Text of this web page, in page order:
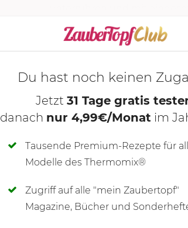
SCHREIBE NEUE NOTIZ
Du hast noch keinen
Jetzt 31 Tage gratis
danach nur 4,99€/Monat im
Tausende Premium-Rezepte für
Modelle des Thermomix®
Zugriff auf alle "mein Zaubertopf"
Magazine, Bücher und